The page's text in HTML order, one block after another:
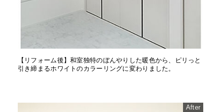
【リフォーム後】和室独特のぼんやりした暖色から、ピリっと
引き締まるホワイトのカラーリングに変わりました。
After